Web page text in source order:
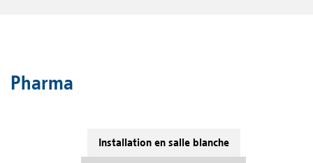
Pharma
Installation en salle blanche